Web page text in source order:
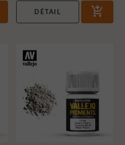
DÉTAIL